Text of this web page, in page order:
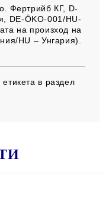
Фертрийб КГ, D-
DE-ÖKO-001/HU-
на произход на
HU – Унгария).
в раздел